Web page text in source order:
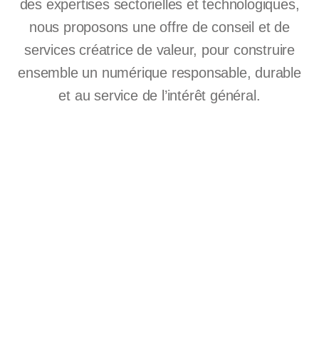
des expertises sectorielles et technologiques,
nous proposons une offre de conseil et de
services créatrice de valeur, pour construire
ensemble un numérique responsable, durable
et au service de l’intérêt général.